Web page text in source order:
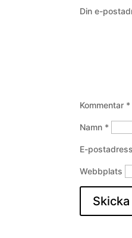
Din e-
Kommentar *
Namn *
E-postadress
Webbplats